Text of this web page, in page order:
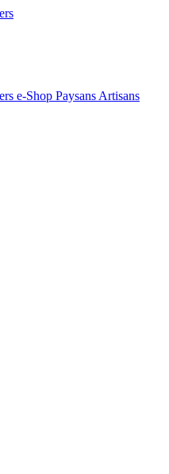
e-Shop Paysans Artisans